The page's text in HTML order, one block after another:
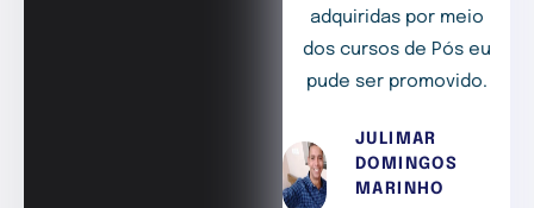
adquiridas por meio
dos cursos de Pós eu
pude ser promovido.
JULIMAR
DOMINGOS
MARINHO